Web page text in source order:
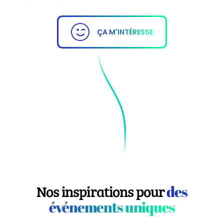
ÇA M'INTÉRESSE
Nos inspirations pourdes
événements uniques